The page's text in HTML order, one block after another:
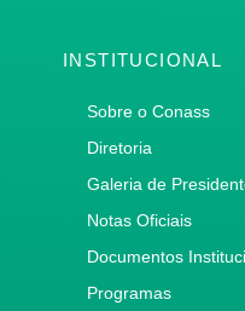
INSTITUCIONAL
Sobre o Conass
Diretoria
Galeria de
Notas Oficiais
Documentos
Programas